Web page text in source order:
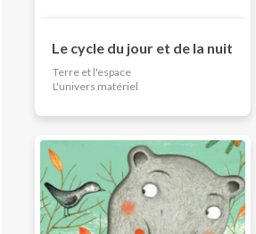
Le cycle du jour et de la nuit
Terre et l'espace
L'univers matériel